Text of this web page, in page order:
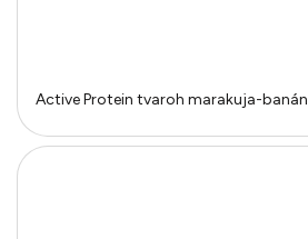
Active Protein tvaroh marakuja-banán